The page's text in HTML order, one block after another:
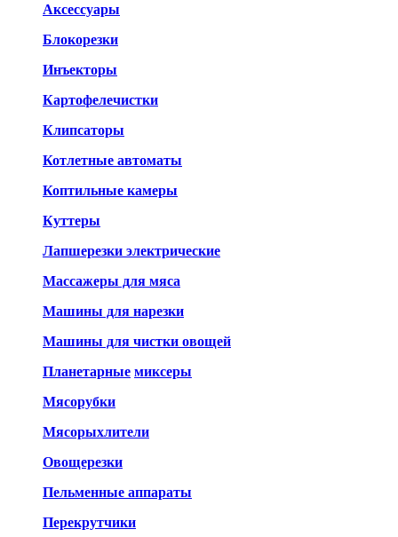
Аксессуары
Блокорезки
Инъекторы
Картофелечистки
Клипсаторы
Котлетные автоматы
Коптильные камеры
Куттеры
Лапшерезки электрические
Массажеры для мяса
Машины для нарезки
Машины для чистки овощей
Планетарные миксеры
Мясорубки
Мясорыхлители
Овощерезки
Пельменные аппараты
Перекрутчики